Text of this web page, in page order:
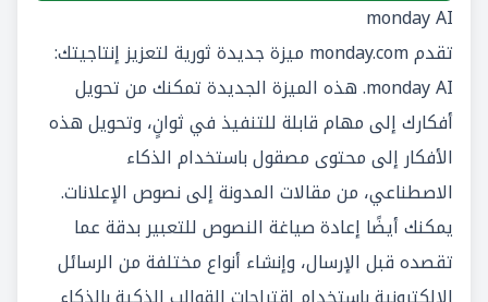
monday AI
تقدم monday.com ميزة جديدة ثورية لتعزيز إنتاجيتك:
monday AI. هذه الميزة الجديدة تمكنك من تحويل
أفكارك إلى مهام قابلة للتنفيذ في ثوانٍ، وتحويل هذه
الأفكار إلى محتوى مصقول باستخدام الذكاء
الاصطناعي، من مقالات المدونة إلى نصوص الإعلانات.
يمكنك أيضًا إعادة صياغة النصوص للتعبير بدقة عما
تقصده قبل الإرسال، وإنشاء أنواع مختلفة من الرسائل